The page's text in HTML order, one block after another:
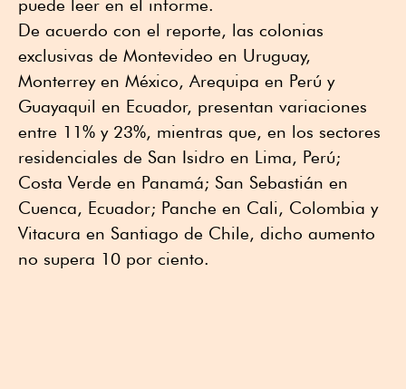
puede leer en el informe.
De acuerdo con el reporte, las colonias
exclusivas de Montevideo en Uruguay,
Monterrey en México, Arequipa en Perú y
Guayaquil en Ecuador, presentan variaciones
entre 11% y 23%, mientras que, en los sectores
residenciales de San Isidro en Lima, Perú;
Costa Verde en Panamá; San Sebastián en
Cuenca, Ecuador; Panche en Cali, Colombia y
Vitacura en Santiago de Chile, dicho aumento
no supera 10 por ciento.